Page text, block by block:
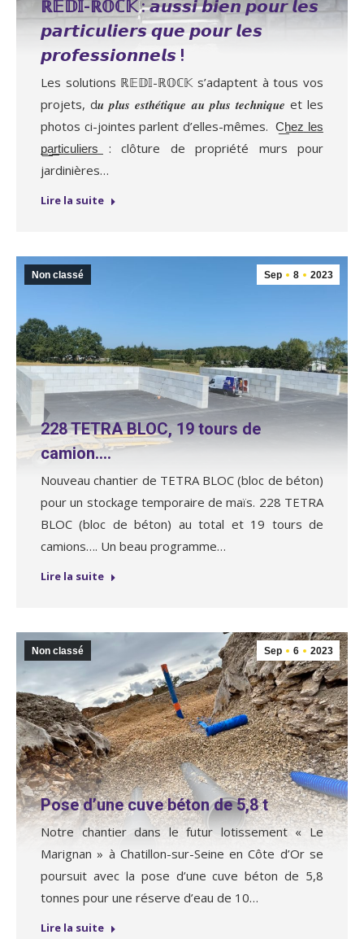
ℝ𝔼𝔻𝕀-ℝ𝕆ℂ𝕂 : 𝙖𝙪𝙨𝙨𝙞 𝙗𝙞𝙚𝙣 𝙥𝙤𝙪𝙧 𝙡𝙚𝙨
𝙥𝙖𝙧𝙩𝙞𝙘𝙪𝙡𝙞𝙚𝙧𝙨 𝙦𝙪𝙚 𝙥𝙤𝙪𝙧 𝙡𝙚𝙨
𝙥𝙧𝙤𝙛𝙚𝙨𝙨𝙞𝙤𝙣𝙣𝙚𝙡𝙨 !
Les solutions ℝ𝔼𝔻𝕀-ℝ𝕆ℂ𝕂 s’adaptent à tous vos
projets, d𝒖 𝒑𝒍𝒖𝒔 𝒆𝒔𝒕𝒉𝒆́𝒕𝒊𝒒𝒖𝒆 𝒂𝒖 𝒑𝒍𝒖𝒔 𝒕𝒆𝒄𝒉𝒏𝒊𝒒𝒖𝒆 et les
photos ci-jointes parlent d’elles-mêmes. C͟h͟e͟z͟ ͟l͟e͟s͟
͟p͟a͟r͟t͟i͟c͟u͟l͟i͟e͟r͟s͟ : clôture de propriété murs pour
jardinières…
Lire la suite
Sep 8 2023
Non classé
228 TETRA BLOC, 19 tours de
camion….
Nouveau chantier de TETRA BLOC (bloc de béton)
pour un stockage temporaire de maïs. 228 TETRA
BLOC (bloc de béton) au total et 19 tours de
camions…. Un beau programme…
Lire la suite
Sep 6 2023
Non classé
Pose d’une cuve béton de 5,8 t
Notre chantier dans le futur lotissement « Le
Marignan » à Chatillon-sur-Seine en Côte d’Or se
poursuit avec la pose d’une cuve béton de 5,8
tonnes pour une réserve d’eau de 10…
Lire la suite